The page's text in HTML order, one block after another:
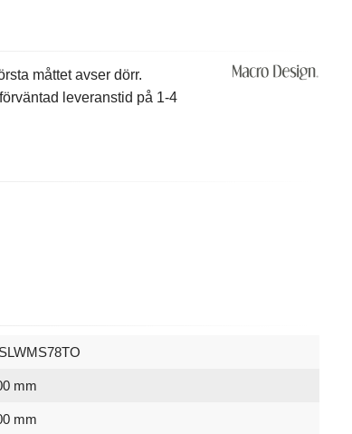
måttet avser dörr.
leveranstid på 1-4
mm
mm